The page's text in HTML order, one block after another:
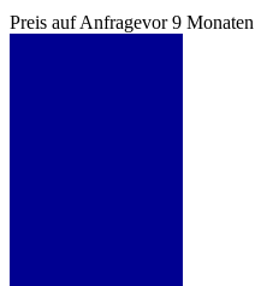
Preis auf Anfragevor 9 Monaten